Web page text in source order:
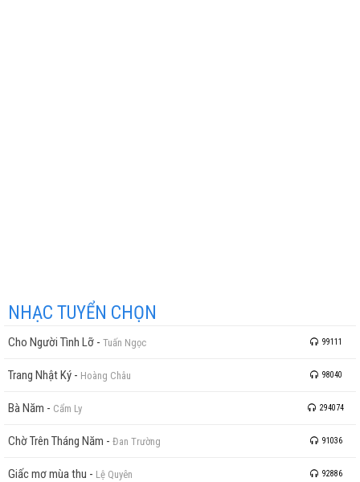
NHẠC TUYỂN CHỌN
Cho Người Tình Lỡ - Tuấn Ngọc 99111
Trang Nhật Ký - Hoàng Châu 98040
Bà Năm - Cẩm Ly 294074
Chờ Trên Tháng Năm - Đan Trường 91036
Giấc mơ mùa thu - Lệ Quyên 92886